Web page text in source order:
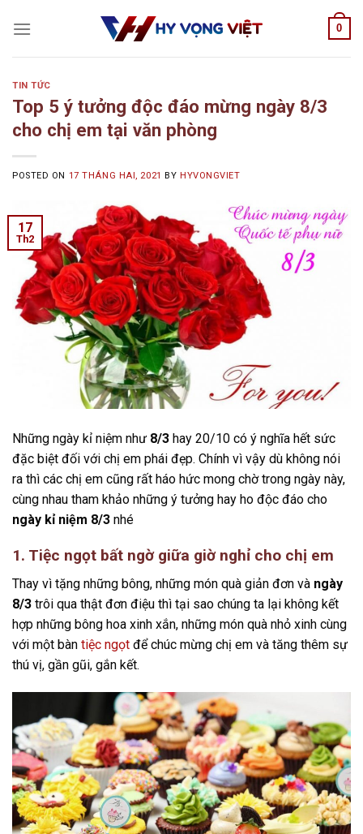
0
TIN TỨC
Top 5 ý tưởng độc đáo mừng ngày 8/3
cho chị em tại văn phòng
POSTED ON 17 THÁNG HAI, 2021 BY HYVONGVIET
17
Th2
Những ngày kỉ niệm như 8/3 hay 20/10 có ý nghĩa hết sức
đặc biệt đối với chị em phái đẹp. Chính vì vậy dù không nói
ra thì các chị em cũng rất háo hức mong chờ trong ngày này,
cùng nhau tham khảo những ý tưởng hay ho độc đáo cho
ngày kỉ niệm 8/3 nhé
1. Tiệc ngọt bất ngờ giữa giờ nghỉ cho chị em
Thay vì tặng những bông, những món quà giản đơn và ngày
8/3 trôi qua thật đơn điệu thì tại sao chúng ta lại không kết
hợp những bông hoa xinh xắn, những món quà nhỏ xinh cùng
với một bàn tiệc ngọt để chúc mừng chị em và tăng thêm sự
thú vị, gần gũi, gắn kết.